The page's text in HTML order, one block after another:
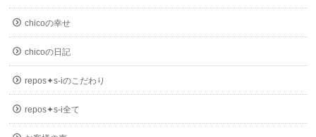
chicoの幸せ
chicoの日記
repos✦s-iのこだわり
repos✦s-i全て